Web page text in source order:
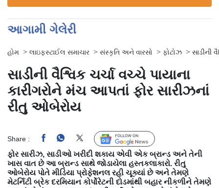
આગામી ગેલેરી
હોમ > લાઇફસ્ટાઈલ સમાચાર > સંસ્કૃતિ અને વારસો > ફોટોઝ > સાડીની
સાડીની વૈશ્વિક ચર્ચા વચ્ચે પાયાના
કારીગરોને મંચ આપતાં ફોર સારીઝનાં
રીતુ ઓબેરોય
Share : Follow Us
ફોર સારીઝ, સાડીઓ ખરીદી શકાય એવી એક બ્રાન્ડ અને તેની
ખાસ વાત છે આ બ્રાન્ડ સાથે જોડાયેલા હસ્તકલાકારો. રીતુ
ઓબેરોય પોતે મીડિયા પ્રોફેશનલ રહી ચૂક્યાં છે અને તેમણે
મેટર્નિટી બ્રેક દરમિયાન કોર્પોરેટની દોડમાંથી બહાર નીકળીને તેમણે